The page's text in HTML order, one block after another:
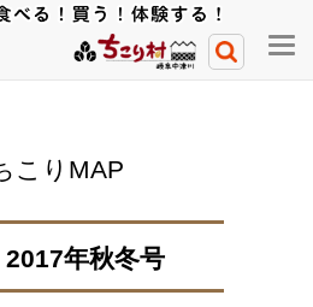
メ
ニ
こりMAP
年秋冬号